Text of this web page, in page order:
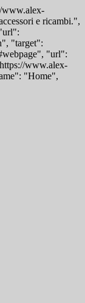
e ricambi.",
"target":
"url":
www.alex-
"Home",